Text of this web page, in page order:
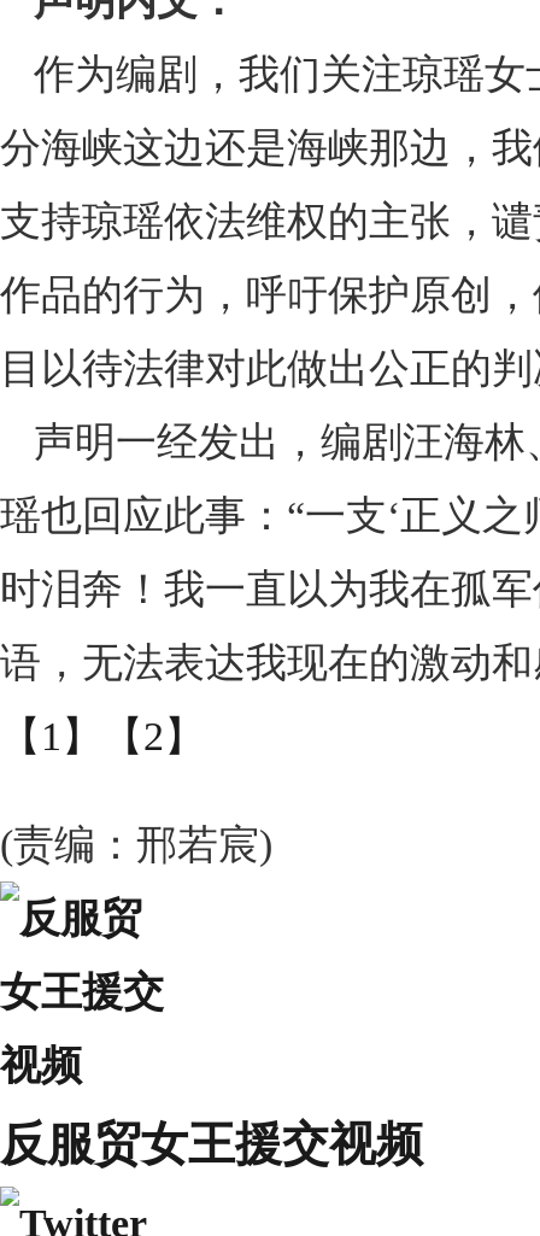
作为编剧，我们关注琼瑶
分海峡这边还是海峡那边，
支持琼瑶依法维权的主张，
作品的行为，呼吁保护原创
目以待法律对此做出公正的
声明一经发出，编剧汪海
瑶也回应此事：“一支‘正义
时泪奔！我一直以为我在孤
语，无法表达我现在的激动
【1】
【2】
(责编：邢若宸)
反服贸女王援交视频